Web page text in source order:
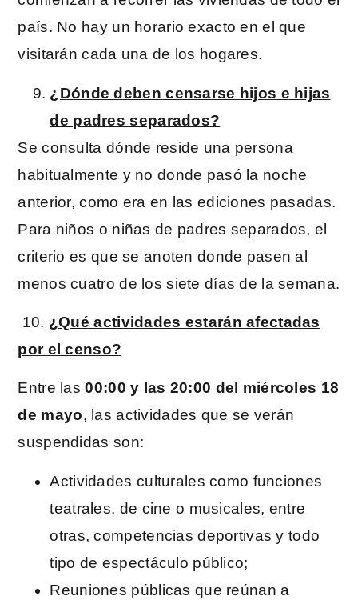
país. No hay un horario exacto en el que
visitarán cada una de los hogares.
¿Dónde deben censarse hijos e hijas
de padres separados?
Se consulta dónde reside una persona
habitualmente y no donde pasó la noche
anterior, como era en las ediciones pasadas.
Para niños o niñas de padres separados, el
criterio es que se anoten donde pasen al
menos cuatro de los siete días de la semana.
10. ¿Qué actividades estarán afectadas
por el censo?
Entre las 00:00 y las 20:00 del miércoles 18
de mayo, las actividades que se verán
suspendidas son:
Actividades culturales como funciones
teatrales, de cine o musicales, entre
otras, competencias deportivas y todo
tipo de espectáculo público;
Reuniones públicas que reúnan a